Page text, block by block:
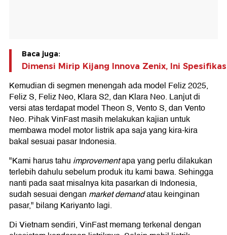
Baca juga:
Dimensi Mirip Kijang Innova Zenix, Ini
Kemudian di segmen menengah ada model Feliz 2025,
Feliz S, Feliz Neo, Klara S2, dan Klara Neo. Lanjut di
versi atas terdapat model Theon S, Vento S, dan Vento
Neo. Pihak VinFast masih melakukan kajian untuk
membawa model motor listrik apa saja yang kira-kira
bakal sesuai pasar Indonesia.
"Kami harus tahu improvementapa yang perlu dilakukan
terlebih dahulu sebelum produk itu kami bawa. Sehingga
nanti pada saat misalnya kita pasarkan di Indonesia,
sudah sesuai dengan market demandatau keinginan
pasar," bilang Kariyanto lagi.
Di Vietnam sendiri, VinFast memang terkenal dengan